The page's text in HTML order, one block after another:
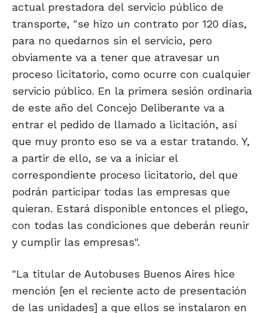
actual prestadora del servicio público de
transporte, "se hizo un contrato por 120 días,
para no quedarnos sin el servicio, pero
obviamente va a tener que atravesar un
proceso licitatorio, como ocurre con cualquier
servicio público. En la primera sesión ordinaria
de este año del Concejo Deliberante va a
entrar el pedido de llamado a licitación, así
que muy pronto eso se va a estar tratando. Y,
a partir de ello, se va a iniciar el
correspondiente proceso licitatorio, del que
podrán participar todas las empresas que
quieran. Estará disponible entonces el pliego,
con todas las condiciones que deberán reunir
y cumplir las empresas".
"La titular de Autobuses Buenos Aires hice
mención [en el reciente acto de presentación
de las unidades] a que ellos se instalaron en